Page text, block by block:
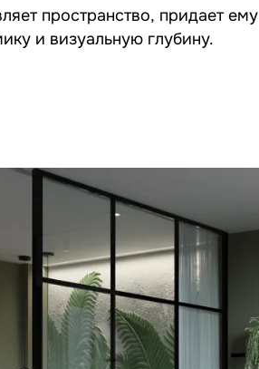
пространство, придает ему
и визуальную глубину.